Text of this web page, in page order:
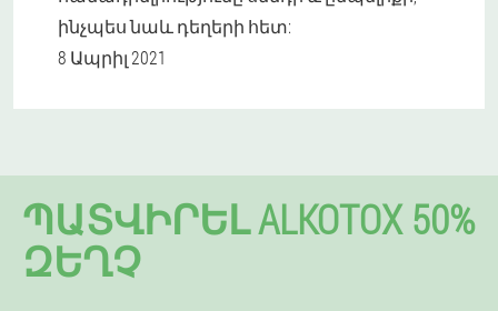
ինչպես նաև դեղերի հետ:
8 Ապրիլ 2021
ՊԱՏՎԻՐԵԼ ALKOTOX 50%
ԶԵՂՉ